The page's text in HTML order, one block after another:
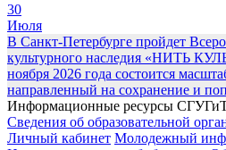
30
Июля
В Санкт-Петербурге пройдет
культурного наследия «НИТЬ
ноября 2026 года состоится
направленный на сохранение и
Информационные ресурсы
Сведения об образовательной
Личный кабинет Молодежный